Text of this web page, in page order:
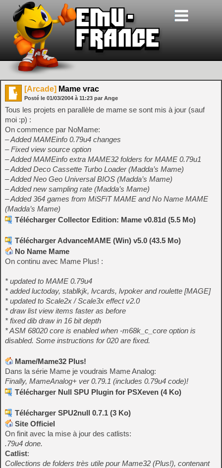
[Arcade] Mame vrac
Posté le 01/03/2004 à 11:23 par Ange
Tous les projets en parallèle de mame se sont mis à jour (sauf
moi :p) :
On commence par NoMame:
– Added MAMEinfo 0.79u4 changes
– Fixed view source option
– Added MAMEinfo extra MAME32 folders for MAME 0.79u1
– Added Deco Cassette Turbo Loader (Madda’s Mame)
– Added Neo Geo Universal BIOS (Madda’s Mame)
– Added new sampling rate (Madda’s Mame)
– Added 364 games from MiSFiT MAME and No Name MAME
(Madda’s Mame)
Télécharger Collector Edition: Mame v0.81d (5.5 Mo)
Télécharger AdvanceMAME (Win) v5.0 (43.5 Mo)
No Name Mame
On continu avec Mame Plus! :
* updated to MAME 0.79u4
* added luctoday, stablkjk, lvcards, lvpoker and roulette [MAGE]
* updated to Scale2x / Scale3x effect v2.0
* draw list view items faster as before
* fixed dib draw in 16 bit depth
* ASM 68020 core is enabled when -m68k_c_core option is
disabled. Some instructions for 020 are fixed.
Mame/Mame32 Plus!
Dans la série Mame je voudrais Mame Analog:
Finally, MameAnalog+ ver 0.79.1 (includes 0.79u4 code)!
Télécharger Null SPU Plugin for PSXeven (4 Ko)
Télécharger SPU2null 0.7.1 (3 Ko)
Site Officiel
On finit avec la mise à jour des catlists:
.79u4 done.
Catlist:
Collections de folders très utile pour Mame32 (Plus!), contenant